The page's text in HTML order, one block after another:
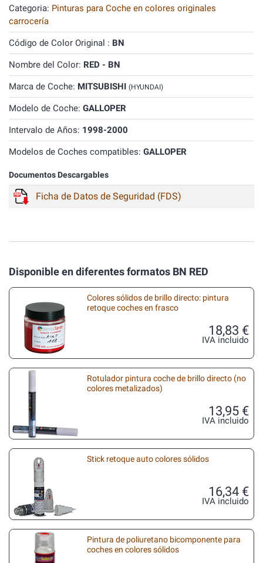
Categoria: Pinturas para Coche en colores originales
carrocería
Código de Color Original : BN
Nombre del Color: RED - BN
Marca de Coche: MITSUBISHI (HYUNDAI)
Modelo de Coche: GALLOPER
Intervalo de Años: 1998-2000
Modelos de Coches compatibles: GALLOPER
Documentos Descargables
Ficha de Datos de Seguridad (FDS)
Disponible en diferentes formatos BN RED
Colores sólidos de brillo directo: pintura
retoque coches en frasco
18,83 €
IVA incluido
Rotulador pintura coche de brillo directo (no
colores metalizados)
13,95 €
IVA incluido
Stick retoque auto colores sólidos
16,34 €
IVA incluido
Pintura de poliuretano bicomponente para
coches en colores sólidos